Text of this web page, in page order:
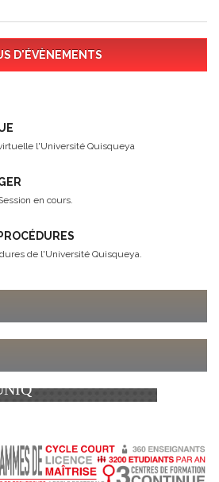
D'ÉVÈNEMENTS
l'Université Quisqueya
en cours.
de l'Université Quisqueya.
SUR LE